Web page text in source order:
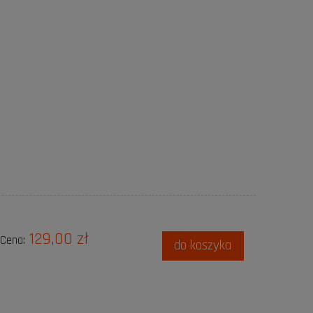
Cena: 129,00 zł do koszyka